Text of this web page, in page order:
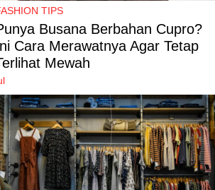
TIPS
Busana Berbahan Cupro?
Cara Merawatnya Agar Tetap
Mewah